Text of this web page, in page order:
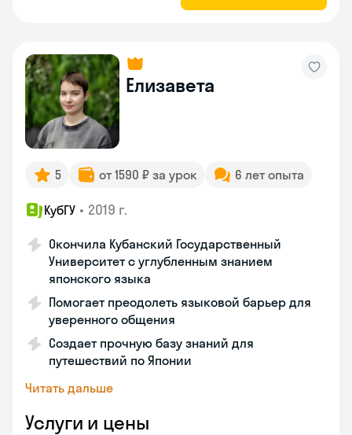
Елизавета
5 от 1590 ₽ за урок 6 лет опыта
КубГУ • 2019 г.
Окончила Кубанский Государственный
Университет с углубленным знанием
японского языка
Помогает преодолеть языковой барьер для
уверенного общения
Создает прочную базу знаний для
путешествий по Японии
Читать дальше
Услуги и цены